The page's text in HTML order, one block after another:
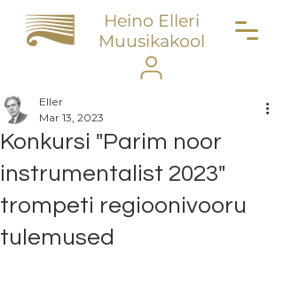
Heino Elleri
Muusikakool
Konkursi "Parim noor
instrumentalist 2023"
trompeti regioonivooru
tulemused
Eller
Mar 13, 2023